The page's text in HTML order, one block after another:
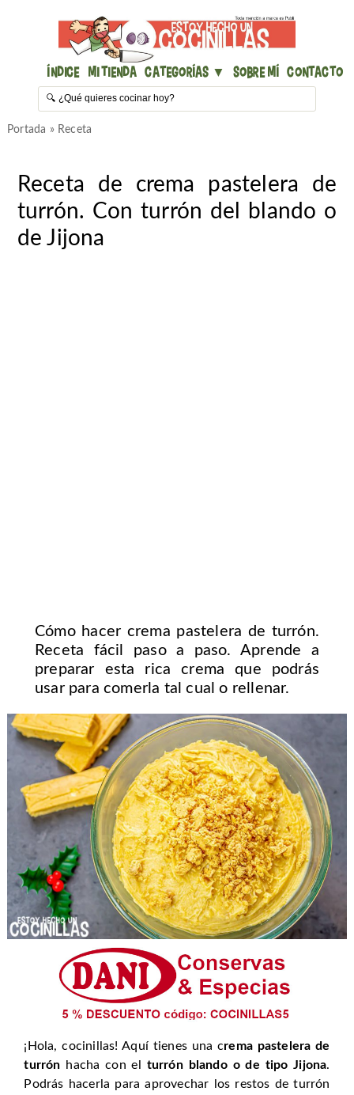
Índice Mi Tienda Categorías ▼ Sobre mí Contacto
Portada » Receta
Receta de crema pastelera de
turrón. Con turrón del blando o
de Jijona
Cómo hacer crema pastelera de turrón.
Receta fácil paso a paso. Aprende a
preparar esta rica crema que podrás
usar para comerla tal cual o rellenar.
¡Hola, cocinillas! Aquí tienes una crema pastelera de
turrón hacha con el turrón blando o de tipo Jijona.
Podrás hacerla para aprovechar los restos de turrón